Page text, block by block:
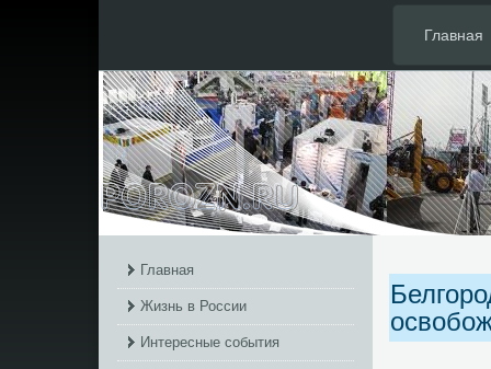
Главная
Главная
Жизнь в России
Интересные события